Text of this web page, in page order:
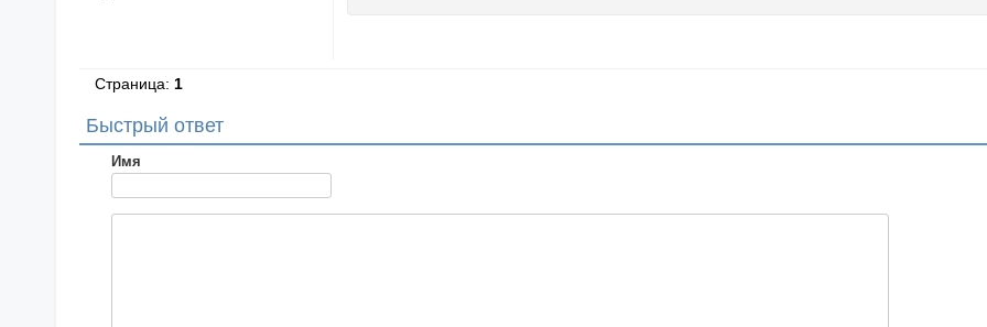
Страница:1
Быстрый ответ
Имя